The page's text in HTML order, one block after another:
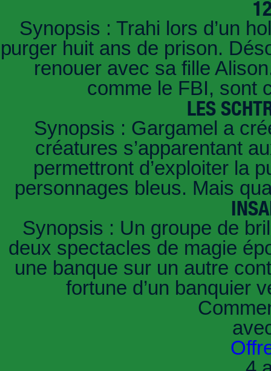
Synopsis : Trahi lors d’un
purger huit ans de prison.
renouer avec sa fille
comme le FBI, sont
LES
Synopsis : Gargamel a
créatures s’apparentant
permettront d’exploiter la
personnages bleus. Mais
Synopsis : Un groupe de
deux spectacles de magie
une banque sur un autre
fortune d’un banquier